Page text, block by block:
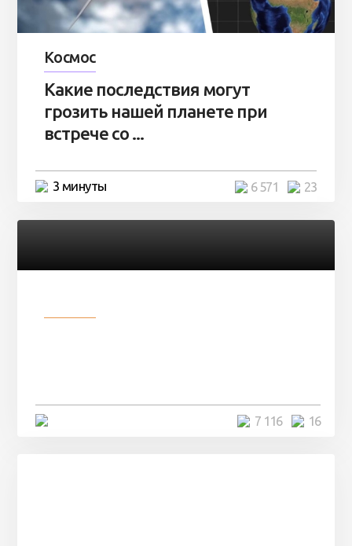
Космос
Какие последствия могут
грозить нашей планете при
встрече со ...
3 минуты 23
6 571
16
7 116